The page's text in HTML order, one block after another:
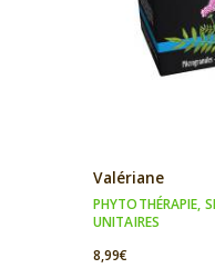
Valériane
PHYTOTHÉRAPIE,
UNITAIRES
8,99€